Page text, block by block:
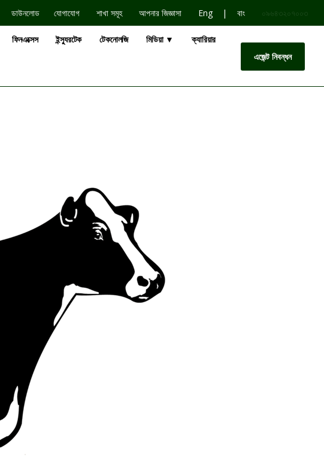
ডাউনলোড​ যোগাযোগ শাখা সমূহ আপনার জিজ্ঞাসা Eng | বাং ০৯৬৪৩২০৭০০৩
ফিনএক্সেস ইন্স্যুরটেক টেকনোলজি মিডিয়া ▼ ক্যারিয়ার
এজেন্ট নিবন্ধন